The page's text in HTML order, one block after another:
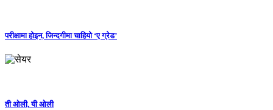
परीक्षामा होइन, जिन्दगीमा चाहियो ‘ए ग्रेड’
ती ओली, यी ओली